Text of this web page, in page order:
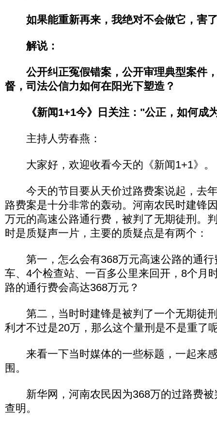
如果能重新再来，我绝对不会做它，害
解说：
公开纠正冤假错案，公开审理典型案件
督，司法公信力如何在阳光下塑造？
《新闻1+1今》日关注："公正，如何成
主持人劳春燕：
大家好，欢迎收看今天的《新闻1+1》。
今天的节目要从天价过路费案说起，去
路费案是十分非常的轰动。河南农民时建锋
万元的高速公路通行费，被判了无期徒刑。
时是质疑声一片，主要的质疑点是有两个：
第一，怎么会有368万元高速公路的通行
车、4个检查站、一百多公里来回开，8个月
路的通行费会高达368万元？
第二，当时时建锋是被判了一个无期徒
利才不过是20万，那么这个量刑是不是重了
来看一下当时媒体的一些标题，一起来
围。
新华网，河南农民因为368万的过路费被
查明。